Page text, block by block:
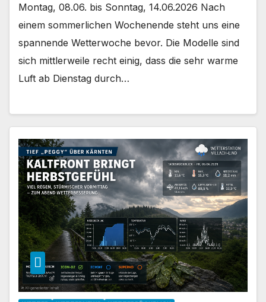
Montag, 08.06. bis Sonntag, 14.06.2026 Nach
einem sommerlichen Wochenende steht uns eine
spannende Wetterwoche bevor. Die Modelle sind
sich mittlerweile recht einig, dass die sehr warme
Luft ab Dienstag durch…